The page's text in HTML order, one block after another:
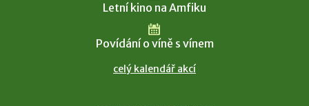
Letní kino na Amfiku
Povídání o víně s vínem
celý kalendář akcí